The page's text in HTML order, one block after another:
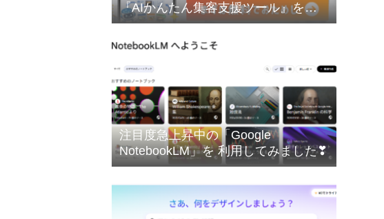
『AIかんたん集客支援ツール』を無
料でお試しできます❣
注目度急上昇中の「Google
NotebookLM」を 利用してみました❣